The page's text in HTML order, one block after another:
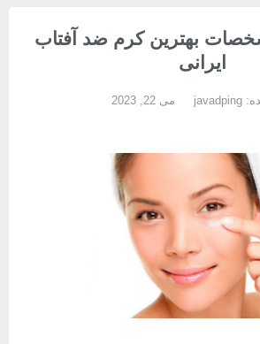
بهترین کرم ضد آفتاب
ایرانی
javadping می 22, 2023